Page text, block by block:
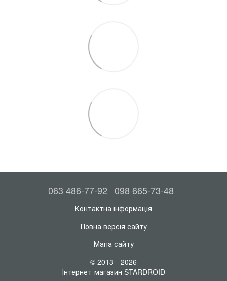
063 486-77-92 098 665-73-48
Контактна інформація
Повна версія сайту
Мапа сайту
© 2013—2026
Інтернет-магазин STARDROID